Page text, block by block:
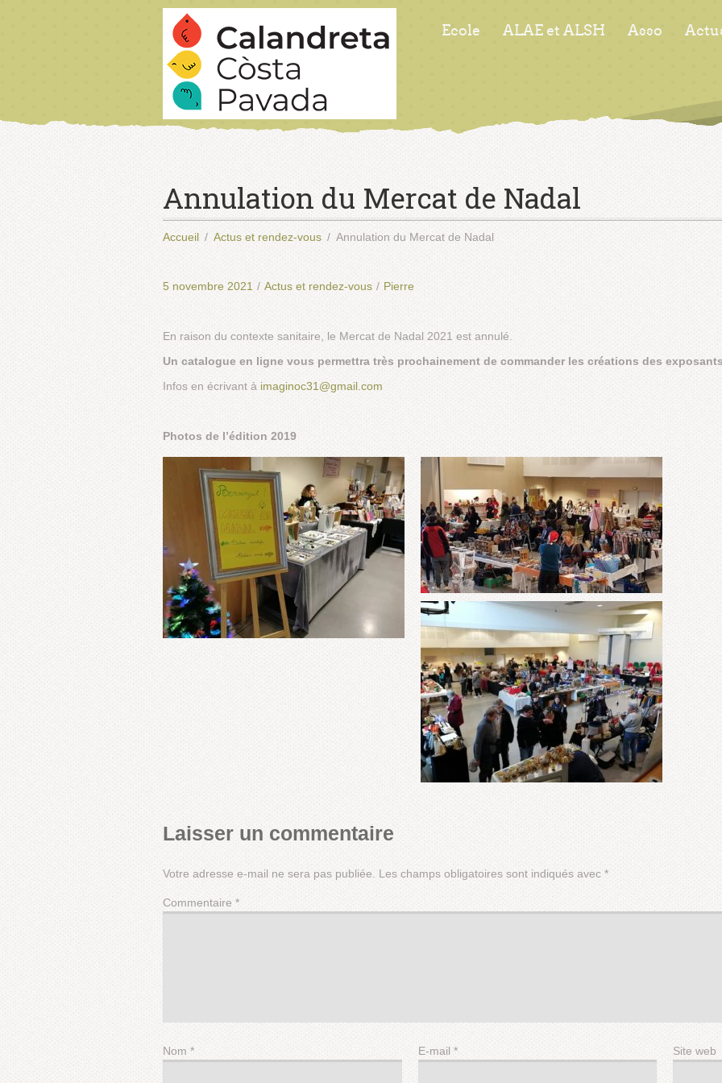
Ecole ALAE et ALSH Asso
Annulation du Mercat de Nadal
Accueil Actus et rendez-vous Annulation du Mercat de Nadal
5 novembre 2021 / Actus et rendez-vous / Pierre
En raison du contexte sanitaire, le Mercat de Nadal 2021 est annulé.
Un catalogue en ligne vous permettra très prochainement de commander les créations des
Infos en écrivant à imaginoc31@gmail.com
Photos de l’édition 2019
Laisser un commentaire
Votre adresse e-mail ne sera pas publiée. Les champs obligatoires sont indiqués avec *
Commentaire *
Nom * E-mail * Site web